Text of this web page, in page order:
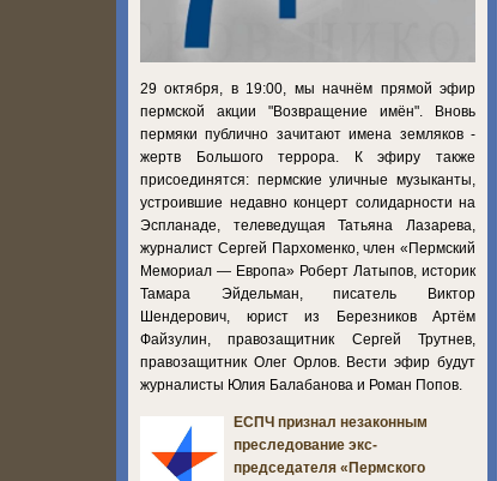
29 октября, в 19:00, мы начнём прямой эфир
пермской акции "Возвращение имён". Вновь
пермяки публично зачитают имена земляков -
жертв Большого террора. К эфиру также
присоединятся: пермские уличные музыканты,
устроившие недавно концерт солидарности на
Эспланаде, телеведущая Татьяна Лазарева,
журналист Сергей Пархоменко, член «Пермский
Мемориал — Европа» Роберт Латыпов, историк
Тамара Эйдельман, писатель Виктор
Шендерович, юрист из Березников Артём
Файзулин, правозащитник Сергей Трутнев,
правозащитник Олег Орлов. Вести эфир будут
журналисты Юлия Балабанова и Роман Попов.
ЕСПЧ признал незаконным
преследование экс-
председателя «Пермского